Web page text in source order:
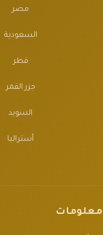
مصر
السعودية
قطر
جزر القمر
السويد
أستراليا
معلومات